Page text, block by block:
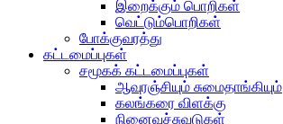
இறைக்கும் பொறிகள்
வெட்டும்பொறிகள்
போக்குவரத்து
கட்டமைப்புகள்
சமூகக் கட்டமைப்புகள்
ஆவுரஞ்சியும் சுமைதாங்கியும்
கலங்கரை விளக்கு
நினைவுச்சுவடுகள்